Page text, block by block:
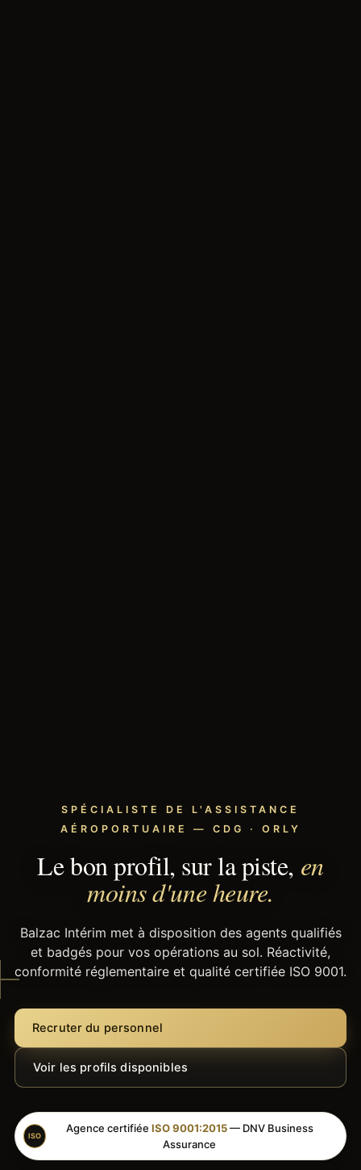
SPÉCIALISTE DE L'ASSISTANCE
AÉROPORTUAIRE — CDG · ORLY
Le bon profil, sur la piste, en
moins d'une heure.
Balzac Intérim met à disposition des agents qualifiés
et badgés pour vos opérations au sol. Réactivité,
conformité réglementaire et qualité certifiée ISO 9001.
Recruter du personnel
Voir les profils disponibles
ISO
Agence certifiée ISO 9001:2015— DNV Business
Assurance